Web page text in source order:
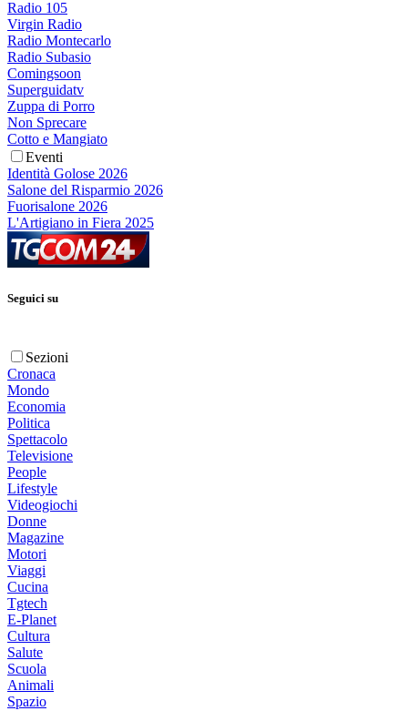
Radio 105
Virgin Radio
Radio Montecarlo
Radio Subasio
Comingsoon
Superguidatv
Zuppa di Porro
Non Sprecare
Cotto e Mangiato
Eventi
Identità Golose 2026
Salone del Risparmio 2026
Fuorisalone 2026
L'Artigiano in Fiera 2025
Seguici su
Sezioni
Cronaca
Mondo
Economia
Politica
Spettacolo
Televisione
People
Lifestyle
Videogiochi
Donne
Magazine
Motori
Viaggi
Cucina
Tgtech
E-Planet
Cultura
Salute
Scuola
Animali
Spazio